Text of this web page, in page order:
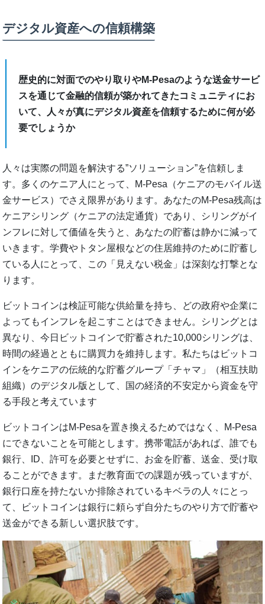
デジタル資産への信頼構築
歴史的に対面でのやり取りやM-Pesaのような送金サービ
スを通じて金融的信頼が築かれてきたコミュニティにお
いて、人々が真にデジタル資産を信頼するために何が必
要でしょうか
人々は実際の問題を解決する”ソリューション”を信頼しま
す。多くのケニア人にとって、M-Pesa（ケニアのモバイル送
金サービス）でさえ限界があります。あなたのM-Pesa残高は
ケニアシリング（ケニアの法定通貨）であり、シリングがイ
ンフレに対して価値を失うと、あなたの貯蓄は静かに減って
いきます。学費やトタン屋根などの住居維持のために貯蓄し
ている人にとって、この「見えない税金」は深刻な打撃とな
ります。
ビットコインは検証可能な供給量を持ち、どの政府や企業に
よってもインフレを起こすことはできません。シリングとは
異なり、今日ビットコインで貯蓄された10,000シリングは、
時間の経過とともに購買力を維持します。私たちはビットコ
インをケニアの伝統的な貯蓄グループ「チャマ」（相互扶助
組織）のデジタル版として、国の経済的不安定から資金を守
る手段と考えています
ビットコインはM-Pesaを置き換えるためではなく、M-Pesa
にできないことを可能とします。携帯電話があれば、誰でも
銀行、ID、許可を必要とせずに、お金を貯蓄、送金、受け取
ることができます。まだ教育面での課題が残っていますが、
銀行口座を持たないか排除されているキベラの人々にとっ
て、ビットコインは銀行に頼らず自分たちのやり方で貯蓄や
送金ができる新しい選択肢です。